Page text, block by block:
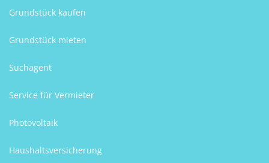
Grundstück kaufen
Grundstück mieten
Suchagent
Service für Vermieter
Photovoltaik
Haushaltsversicherung